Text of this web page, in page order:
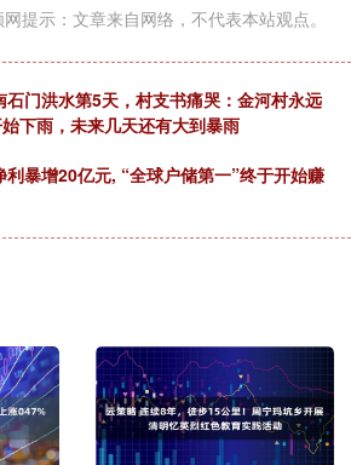
提示：文章来自网络，不代表本站观点。
石门洪水第5天，村支书痛哭：金河村永远
下雨，未来几天还有大到暴雨
利暴增20亿元, “全球户储第一”终于开始赚